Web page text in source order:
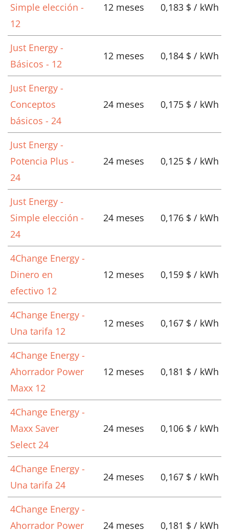
Simple elección -
12
12 meses 0,183 $ / kWh
Just Energy -
Básicos - 12
12 meses 0,184 $ / kWh
Just Energy -
Conceptos
básicos - 24
24 meses 0,175 $ / kWh
Just Energy -
Potencia Plus -
24
24 meses 0,125 $ / kWh
Just Energy -
Simple elección -
24
24 meses 0,176 $ / kWh
4Change Energy -
Dinero en
efectivo 12
12 meses 0,159 $ / kWh
4Change Energy -
Una tarifa 12
12 meses 0,167 $ / kWh
4Change Energy -
Ahorrador Power
Maxx 12
12 meses 0,181 $ / kWh
4Change Energy -
Maxx Saver
Select 24
24 meses 0,106 $ / kWh
4Change Energy -
Una tarifa 24
24 meses 0,167 $ / kWh
4Change Energy -
Ahorrador Power
24 meses 0,181 $ / kWh